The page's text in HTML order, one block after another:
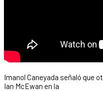
Imanol Caneyada señaló que
Ian McEwan en la